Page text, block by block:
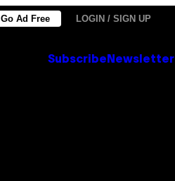
Go Ad Free LOGIN / SIGN UP
Subscribe Newsletter